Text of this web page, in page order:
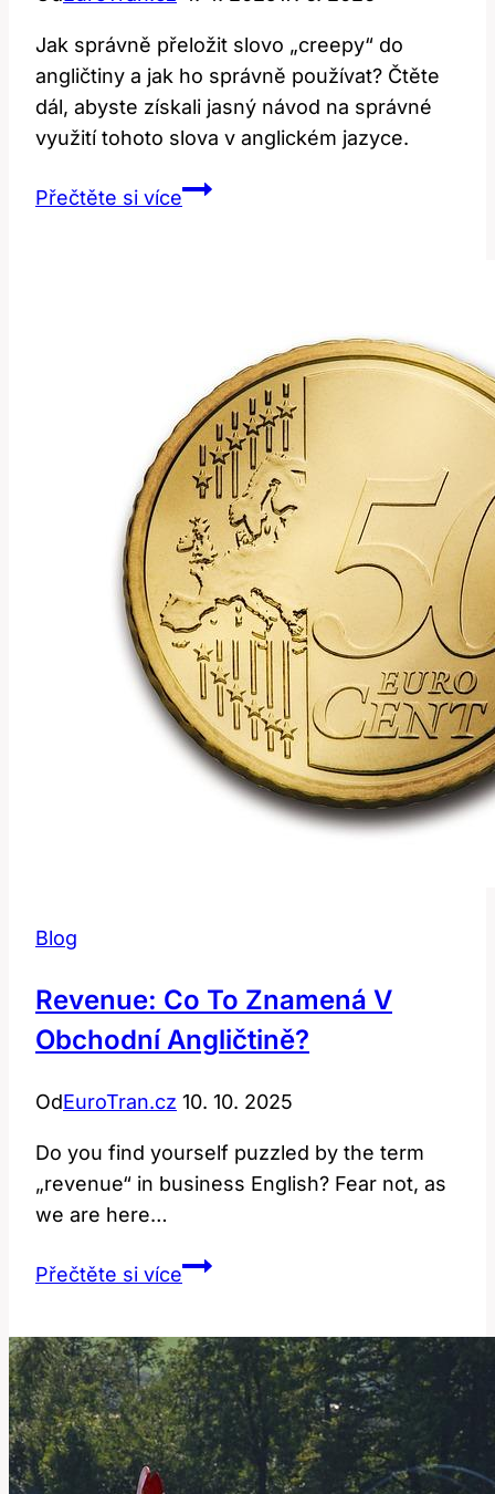
Jak správně přeložit slovo „creepy“ do
angličtiny a jak ho správně používat? Čtěte
dál, abyste získali jasný návod na správné
využití tohoto slova v anglickém jazyce.
Přečtěte si víceCreepy:
Angličtině?
Blog
Revenue: Co To Znamená V
Obchodní Angličtině?
OdEuroTran.cz 10. 10. 2025
Do you find yourself puzzled by the term
„revenue“ in business English? Fear not, as
we are here…
Přečtěte si víceRevenue:
Znamená
v
Obchodní
Angličtině?